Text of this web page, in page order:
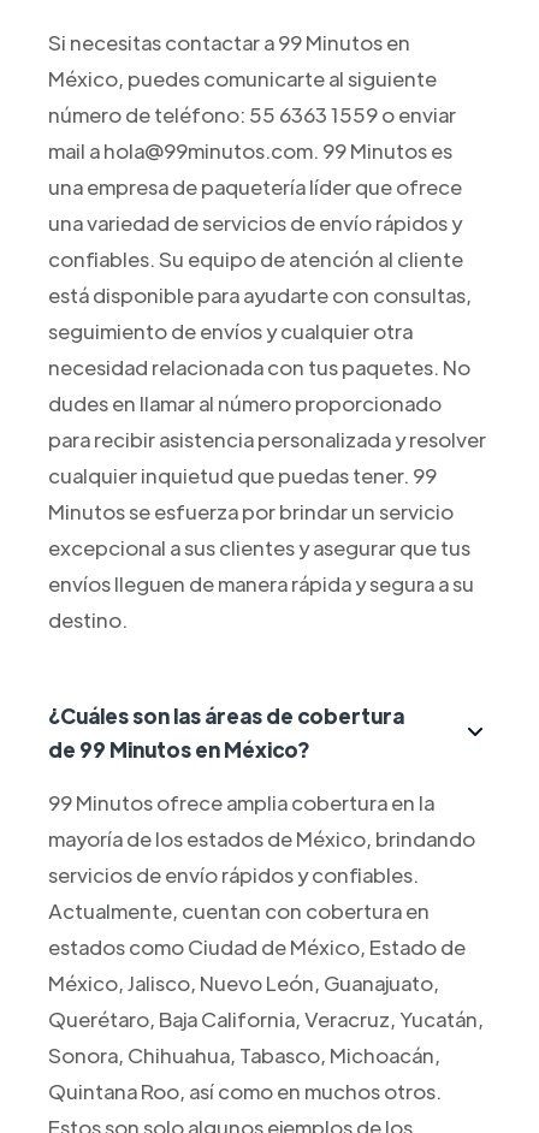
Si necesitas contactar a 99 Minutos en
México, puedes comunicarte al siguiente
número de teléfono: 55 6363 1559 o enviar
mail a hola@99minutos.com. 99 Minutos es
una empresa de paquetería líder que ofrece
una variedad de servicios de envío rápidos y
confiables. Su equipo de atención al cliente
está disponible para ayudarte con consultas,
seguimiento de envíos y cualquier otra
necesidad relacionada con tus paquetes. No
dudes en llamar al número proporcionado
para recibir asistencia personalizada y resolver
cualquier inquietud que puedas tener. 99
Minutos se esfuerza por brindar un servicio
excepcional a sus clientes y asegurar que tus
envíos lleguen de manera rápida y segura a su
destino.
¿Cuáles son las áreas de cobertura
de 99 Minutos en México?
99 Minutos ofrece amplia cobertura en la
mayoría de los estados de México, brindando
servicios de envío rápidos y confiables.
Actualmente, cuentan con cobertura en
estados como Ciudad de México, Estado de
México, Jalisco, Nuevo León, Guanajuato,
Querétaro, Baja California, Veracruz, Yucatán,
Sonora, Chihuahua, Tabasco, Michoacán,
Quintana Roo, así como en muchos otros.
Estos son solo algunos ejemplos de los